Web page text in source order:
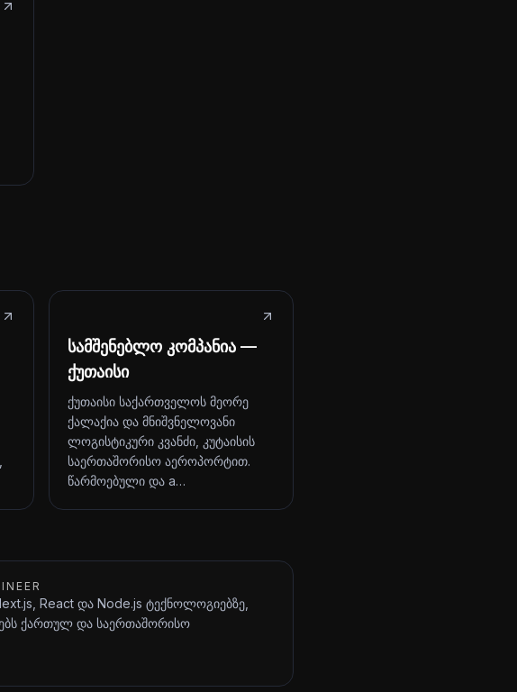
სამშენებლო კომპანია —
ქუთაისი
ქუთაისი საქართველოს მეორე
ქალაქია და მნიშვნელოვანი
ლოგისტიკური კვანძი, კუტაისის
საერთაშორისო აეროპორტით.
წარმოებული და a…
React და Node.js ტექნოლოგიებზე,
ქართულ და საერთაშორისო